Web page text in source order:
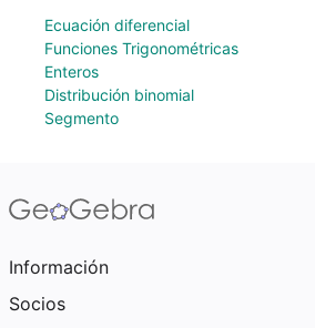
Ecuación diferencial
Funciones Trigonométricas
Enteros
Distribución binomial
Segmento
Información
Socios